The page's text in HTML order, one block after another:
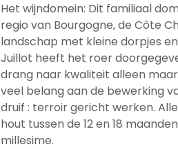
Het wijndomein: Dit familiaal
regio van Bourgogne, de Côte
landschap met kleine dorpjes
Juillot heeft het roer
drang naar kwaliteit alleen
veel belang aan de bewerking
druif : terroir gericht werken.
hout tussen de 12 en 18
millesime.